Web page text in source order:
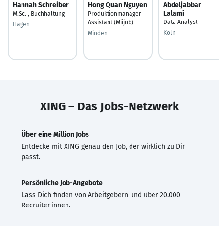
Hannah Schreiber
M.Sc. , Buchhaltung
Hagen
Hong Quan Nguyen
Produktionmanager
Assistant (Miijob)
Minden
Abdeljabbar
Lalami
Data Analyst
Köln
XING – Das Jobs-Netzwerk
Über eine Million Jobs
Entdecke mit XING genau den Job, der wirklich zu Dir
passt.
Persönliche Job-Angebote
Lass Dich finden von Arbeitgebern und über 20.000
Recruiter·innen.